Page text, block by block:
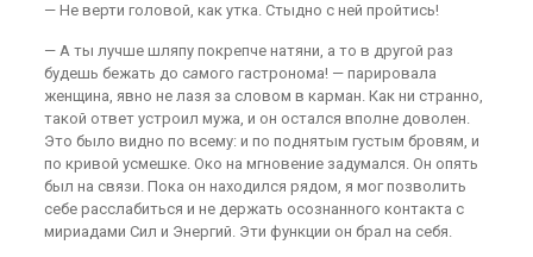
— Не верти головой, как утка. Стыдно с ней пройтись!
— А ты лучше шляпу покрепче натяни, а то в другой раз
будешь бежать до самого гастронома! — парировала
женщина, явно не лазя за словом в карман. Как ни странно,
такой ответ устроил мужа, и он остался вполне доволен.
Это было видно по всему: и по поднятым густым бровям, и
по кривой усмешке. Око на мгновение задумался. Он опять
был на связи. Пока он находился рядом, я мог позволить
себе расслабиться и не держать осознанного контакта с
мириадами Сил и Энергий. Эти функции он брал на себя.